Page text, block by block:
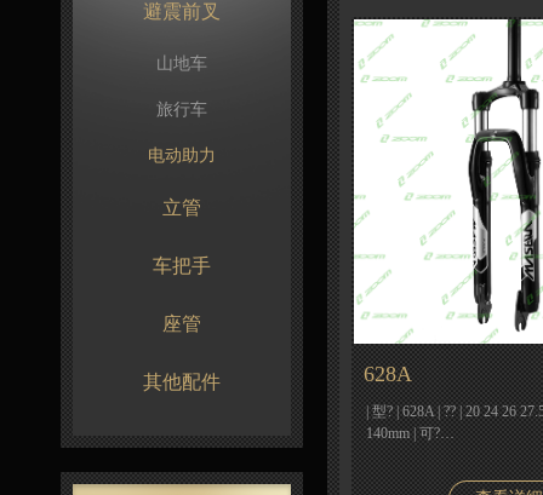
避震前叉
山地车
旅行车
电动助力
立管
车把手
座管
其他配件 628A
| 型? | 628A | ?? | 20 24 26
140mm | 可?…